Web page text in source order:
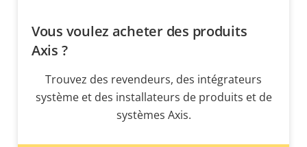
Vous voulez acheter des produits
Axis ?
Trouvez des revendeurs, des intégrateurs
système et des installateurs de produits et de
systèmes Axis.